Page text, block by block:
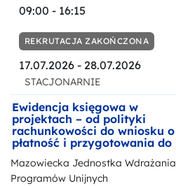
09:00 - 16:15
REKRUTACJA ZAKOŃCZONA
17.07.2026 - 28.07.2026
STACJONARNIE
Ewidencja księgowa w
projektach – od polityki
rachunkowości do wniosku o
płatność i przygotowania do
kontroli
Mazowiecka Jednostka Wdrażania
Programów Unijnych